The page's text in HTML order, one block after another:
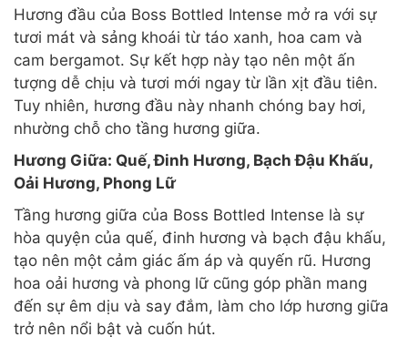
Hương đầu của Boss Bottled Intense mở ra với sự
tươi mát và sảng khoái từ táo xanh, hoa cam và
cam bergamot. Sự kết hợp này tạo nên một ấn
tượng dễ chịu và tươi mới ngay từ lần xịt đầu tiên.
Tuy nhiên, hương đầu này nhanh chóng bay hơi,
nhường chỗ cho tầng hương giữa.
Hương Giữa: Quế, Đinh Hương, Bạch Đậu Khấu,
Oải Hương, Phong Lữ
Tầng hương giữa của Boss Bottled Intense là sự
hòa quyện của quế, đinh hương và bạch đậu khấu,
tạo nên một cảm giác ấm áp và quyến rũ. Hương
hoa oải hương và phong lữ cũng góp phần mang
đến sự êm dịu và say đắm, làm cho lớp hương giữa
trở nên nổi bật và cuốn hút.